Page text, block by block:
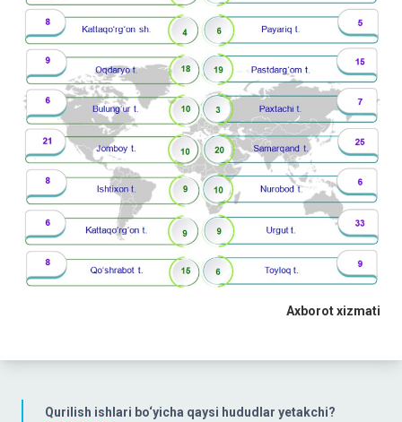
Qurilish ishlari bo‘yicha qaysi hududlar yetakchi?
Axborot xizmati